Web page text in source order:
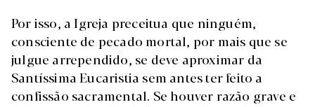
Por isso, a Igreja preceitua que ninguém,
consciente de pecado mortal, por mais que se
julgue arrependido, se deve aproximar da
Santíssima Eucaristia sem antes ter feito a
confissão sacramental. Se houver razão grave e